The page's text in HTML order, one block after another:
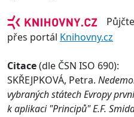
přes portál Knihovny.cz
Citace(dle ČSN ISO 690):
SKŘEJPKOVÁ, Petra.
vybraných státech Evropy
k aplikaci "Principů" E.F.